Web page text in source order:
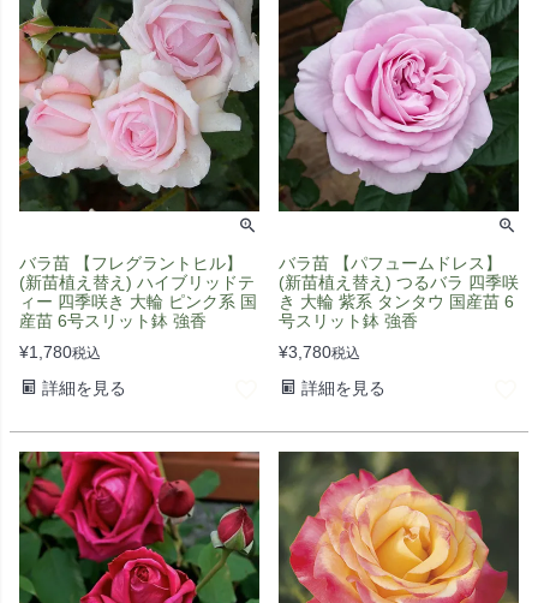
バラ苗 【フレグラントヒル】
(新苗植え替え) ハイブリッドテ
ィー 四季咲き 大輪 ピンク系 国
産苗 6号スリット鉢 強香
¥1,780税込
詳細を見る
バラ苗 【パフュームドレス】
(新苗植え替え) つるバラ 四季咲
き 大輪 紫系 タンタウ 国産苗 6
号スリット鉢 強香
¥3,780税込
詳細を見る